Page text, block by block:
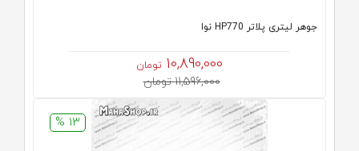
جوهر لیتری پلاتر HP770 نوا
10,890,000 تومان
11,596,000 تومان
13 %